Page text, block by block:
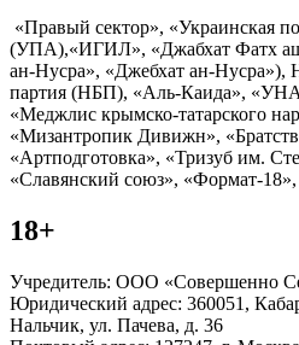
«Правый сектор», «Украинская
(УПА),«ИГИЛ», «Джабхат Фатх
ан-Нусра», «Джебхат ан-Нусра»),
партия (НБП), «Аль-Каида»,
«Меджлис крымско-татарского
«Мизантропик Дивижн»,
«Артподготовка», «Тризуб им.
«Славянский союз», «Формат-
18+
Учредитель: ООО «Совершенно
Юридический адрес: 360051,
Нальчик, ул. Пачева, д. 36